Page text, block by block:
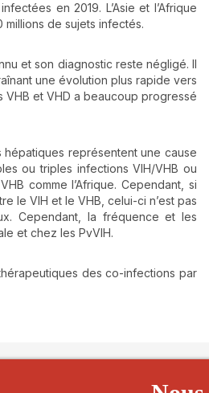
en 2019. L’Asie et l’Afrique
de sujets infectés.
et son diagnostic reste négligé. Il
une évolution plus rapide vers
et VHD a beaucoup progressé
hépatiques représentent une cause
ou triples infections VIH/VHB ou
comme l’Afrique. Cependant, si
le VIH et le VHB, celui-ci n’est pas
Cependant, la fréquence et les
et chez les PvVIH.
des co-infections par